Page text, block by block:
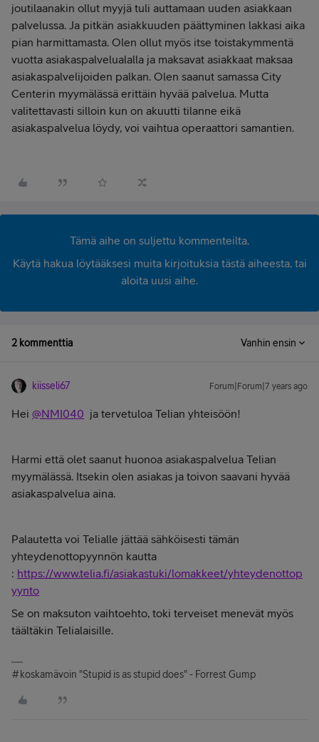
joutilaanakin ollut myyjä tuli auttamaan uuden asiakkaan
palvelussa. Ja pitkän asiakkuuden päättyminen lakkasi aika
pian harmittamasta. Olen ollut myös itse toistakymmentä
vuotta asiakaspalvelualalla ja maksavat asiakkaat maksaa
asiakaspalvelijoiden palkan. Olen saanut samassa City
Centerin myymälässä erittäin hyvää palvelua. Mutta
valitettavasti silloin kun on akuutti tilanne eikä
asiakaspalvelua löydy, voi vaihtua operaattori samantien.
Tämä aihe on suljettu kommenteilta.
Käytä hakua löytääksesi muita kirjoituksia tästä aiheesta, tai
aloita uusi aihe.
2 kommenttia Vanhin ensin
kiisseli67 Forum|Forum|7 years ago
Hei @NMI040 ja tervetuloa Telian yhteisöön!
Harmi että olet saanut huonoa asiakaspalvelua Telian
myymälässä. Itsekin olen asiakas ja toivon saavani hyvää
asiakaspalvelua aina.
Palautetta voi Telialle jättää sähköisesti tämän
yhteydenottopyynnön kautta
: https://www.telia.fi/asiakastuki/lomakkeet/yhteydenottop
yynto
Se on maksuton vaihtoehto, toki terveiset menevät myös
täältäkin Telialaisille.
#koskamävoin "Stupid is as stupid does" - Forrest Gump